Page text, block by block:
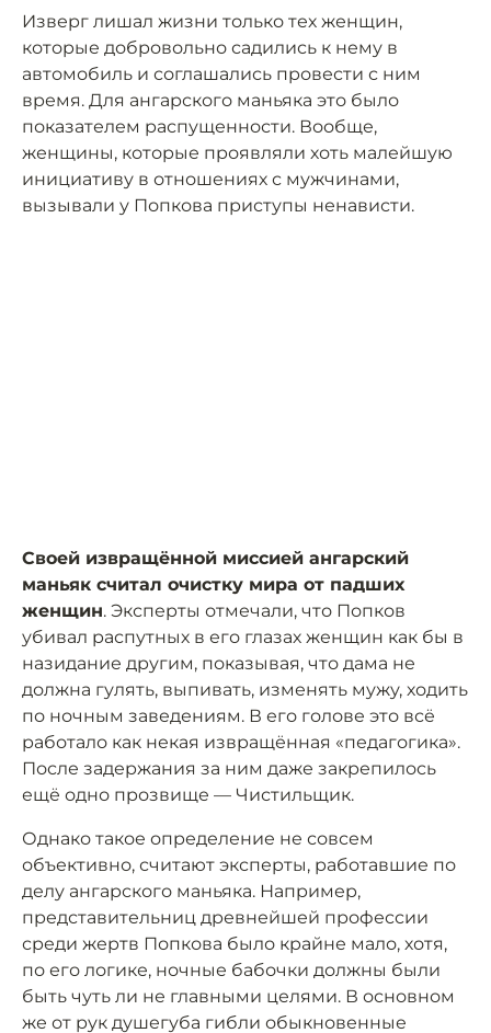
Изверг лишал жизни только тех женщин,
которые добровольно садились к нему в
автомобиль и соглашались провести с ним
время. Для ангарского маньяка это было
показателем распущенности. Вообще,
женщины, которые проявляли хоть малейшую
инициативу в отношениях с мужчинами,
вызывали у Попкова приступы ненависти.
Своей извращённой миссией ангарский
маньяк считал очистку мира от падших
женщин. Эксперты отмечали, что Попков
убивал распутных в его глазах женщин как бы в
назидание другим, показывая, что дама не
должна гулять, выпивать, изменять мужу, ходить
по ночным заведениям. В его голове это всё
работало как некая извращённая «педагогика».
После задержания за ним даже закрепилось
ещё одно прозвище — Чистильщик.
Однако такое определение не совсем
объективно, считают эксперты, работавшие по
делу ангарского маньяка. Например,
представительниц древнейшей профессии
среди жертв Попкова было крайне мало, хотя,
по его логике, ночные бабочки должны были
быть чуть ли не главными целями. В основном
же от рук душегуба гибли обыкновенные